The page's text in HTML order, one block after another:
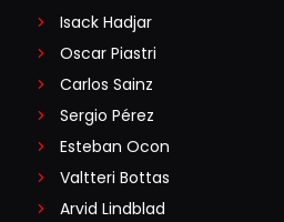
Isack Hadjar
Oscar Piastri
Carlos Sainz
Sergio Pérez
Esteban Ocon
Valtteri Bottas
Arvid Lindblad